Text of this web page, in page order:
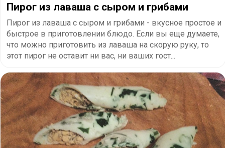
Пирог из лаваша с сыром и грибами
Пирог из лаваша с сыром и грибами - вкусное простое и
быстрое в приготовлении блюдо. Если вы еще думаете,
что можно приготовить из лаваша на скорую руку, то
этот пирог не оставит ни вас, ни ваших гост...